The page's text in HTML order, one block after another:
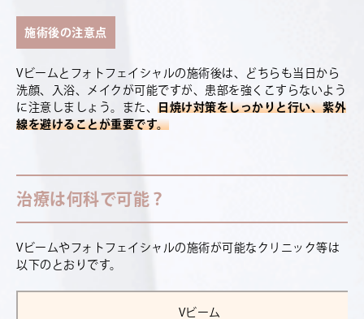
施術後の注意点
Vビームとフォトフェイシャルの施術後は、どちらも当日から
洗顔、入浴、メイクが可能ですが、患部を強くこすらないよう
に注意しましょう。また、 日焼け対策をしっかりと行い、紫外
線を避けることが重要です。
治療は何科で可能？
Vビームやフォトフェイシャルの施術が可能なクリニック等は
以下のとおりです。
Vビーム